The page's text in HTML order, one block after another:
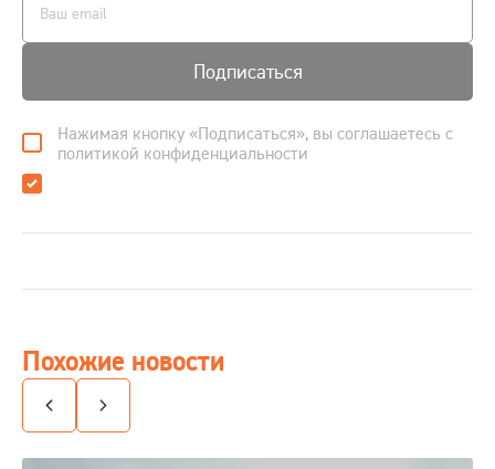
Подписаться
Нажимая кнопку «Подписаться», вы соглашаетесь с
политикой конфиденциальности
Похожие новости